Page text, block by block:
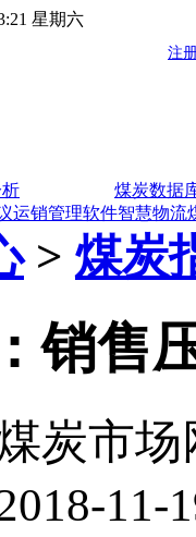
星期六
煤炭数据
运销管理软件智慧物流
> 煤炭
销售
炭市场
11-